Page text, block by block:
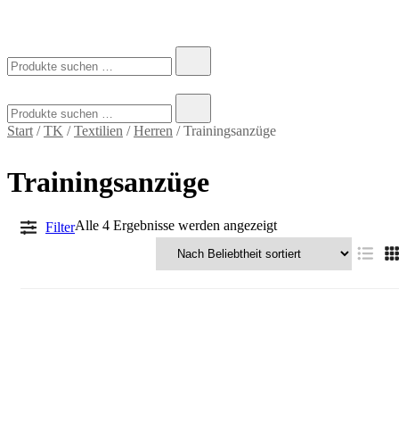
nach:
nach:
Start /TK /Textilien /Herren / Trainingsanzüge
Trainingsanzüge
FilterAlle 4 Ergebnisse werden angezeigtNach
Beliebtheit
sortiert